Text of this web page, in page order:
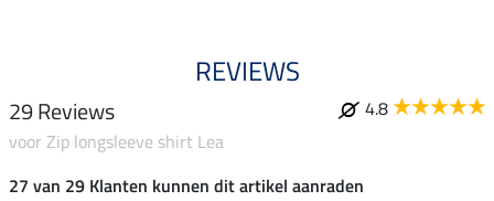
REVIEWS
29 Reviews
4.8
voor Zip longsleeve shirt Lea
27 van 29 Klanten kunnen dit artikel aanraden